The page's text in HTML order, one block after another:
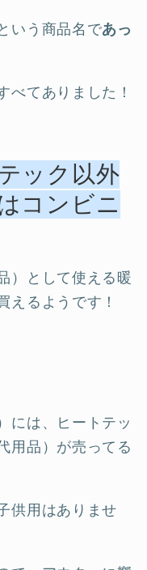
いう商品名であっ
べてありました！
ック以外
コンビニ
）として使える暖
えるようです！
には、ヒートテッ
用品）が売ってる
供用はありませ